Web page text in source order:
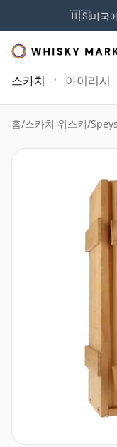
🇺🇸미국
스카치 아이리시
홈/스카치 위스키/